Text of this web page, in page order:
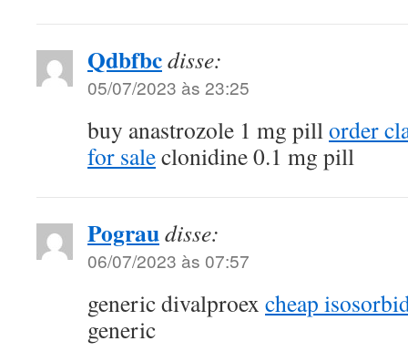
Qdbfbcdisse:
05/07/2023 às 23:25
buy anastrozole 1 mg pillorder
for saleclonidine 0.1 mg pill
Pograudisse:
06/07/2023 às 07:57
generic divalproex cheap
generic